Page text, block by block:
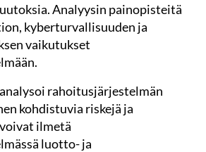
Analyysin painopisteitä
kyberturvallisuuden ja
vaikutukset
rahoitusjärjestelmän
kohdistuvia riskejä ja
ilmetä
luotto- ja